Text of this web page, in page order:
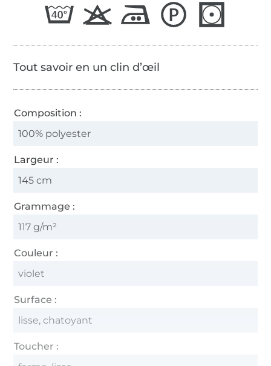
Tout savoir en un clin d’œil
Composition :
100% polyester
Largeur :
145 cm
Grammage :
117 g/m²
Couleur :
violet
Surface :
lisse, chatoyant
Toucher :